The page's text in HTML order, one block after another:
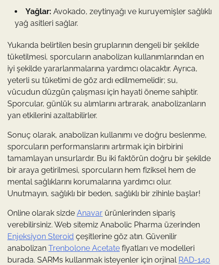
Yağlar: Avokado, zeytinyağı ve kuruyemişler sağlıklı
yağ asitleri sağlar.
Yukarıda belirtilen besin gruplarının dengeli bir şekilde
tüketilmesi, sporcuların anabolizan kullanımlarından en
iyi şekilde yararlanmalarına yardımcı olacaktır. Ayrıca,
yeterli su tüketimi de göz ardı edilmemelidir; su,
vücudun düzgün çalışması için hayati öneme sahiptir.
Sporcular, günlük su alımlarını artırarak, anabolizanların
yan etkilerini azaltabilirler.
Sonuç olarak, anabolizan kullanımı ve doğru beslenme,
sporcuların performanslarını artırmak için birbirini
tamamlayan unsurlardır. Bu iki faktörün doğru bir şekilde
bir araya getirilmesi, sporcuların hem fiziksel hem de
mental sağlıklarını korumalarına yardımcı olur.
Unutmayın, sağlıklı bir beden, sağlıklı bir zihinle başlar!
Online olarak sizde Anavar ürünlerinden sipariş
verebilirsiniz. Web sitemiz Anabolic Pharma üzerinden
Enjeksiyon Steroid çeşitlerine göz atın. Güvenilir
anabolizan Trenbolone Acetate fiyatları ve modelleri
burada. SARMs kullanmak isteyenler için orjinal RAD-140